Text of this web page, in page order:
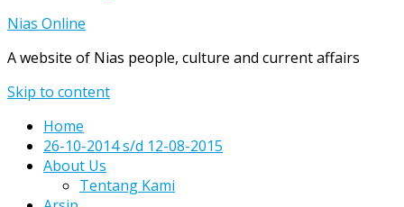
Nias Online
A website of Nias people, culture and current affairs
Skip to content
Home
26-10-2014 s/d 12-08-2015
About Us
Tentang Kami